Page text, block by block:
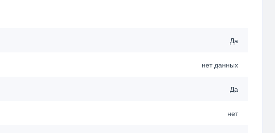
Да
нет данных
Да
нет